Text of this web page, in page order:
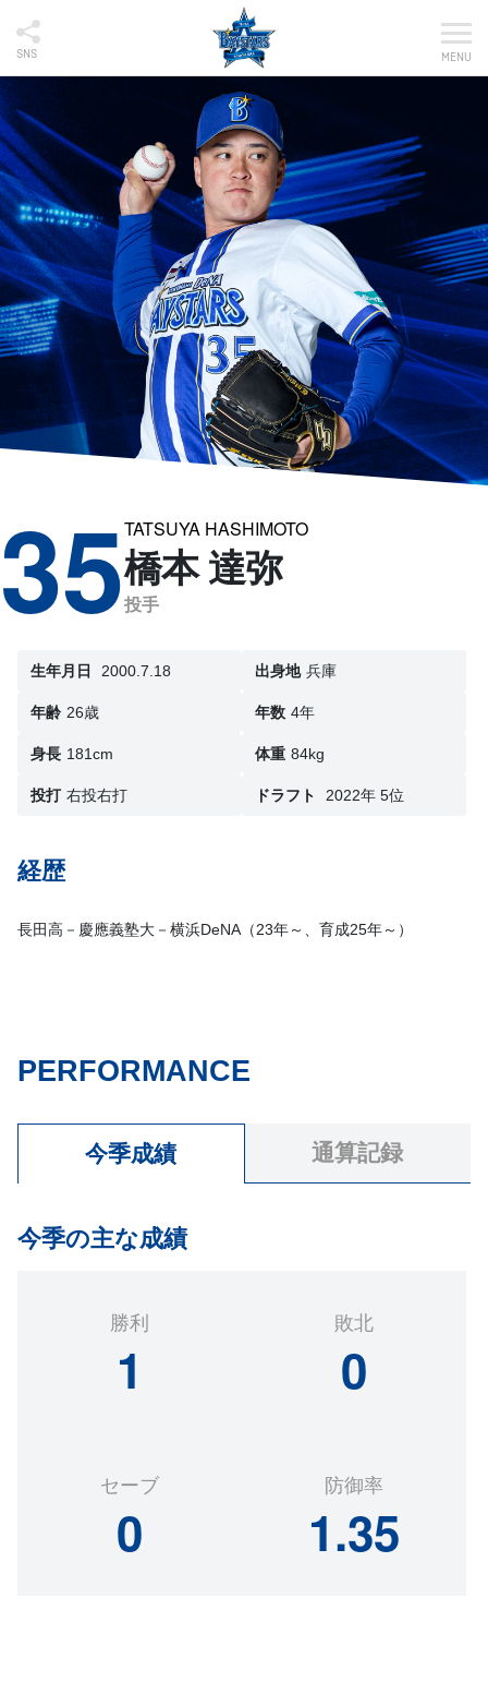
SNS MENU
35TATSUYA HASHIMOTO
橋本 達弥
投手
生年月日 2000.7.18 出身地 兵庫
年齢 26歳 年数 4年
身長 181cm 体重 84kg
投打 右投右打 ドラフト 2022年 5位
経歴
長田高－慶應義塾大－横浜DeNA（23年～、育成25年～）
PERFORMANCE
今季成績 通算記録
今季の主な成績
勝利
1
敗北
0
セーブ
0
防御率
1.35